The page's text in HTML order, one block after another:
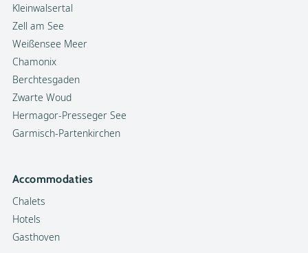
Kleinwalsertal
Zell am See
Weißensee Meer
Chamonix
Berchtesgaden
Zwarte Woud
Hermagor-Presseger See
Garmisch-Partenkirchen
Accommodaties
Chalets
Hotels
Gasthoven